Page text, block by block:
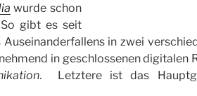
wurde schon
gibt es seit
in zwei
in geschlossenen digitalen
. Letztere ist das